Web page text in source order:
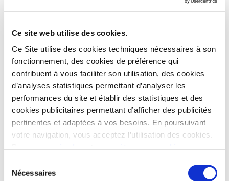
Ce site web utilise des cookies.
Ce Site utilise des cookies techniques nécessaires à son
fonctionnement, des cookies de préférence qui
contribuent à vous faciliter son utilisation, des cookies
d’analyses statistiques permettant d’analyser les
performances du site et établir des statistiques et des
cookies publicitaires permettant d’afficher des publicités
pertinentes et adaptées à vos besoins. En poursuivant
votre navigation, vous acceptez l’utilisation des cookies.
Nécessaires
des équipements sportifs, un golf, des commerces et
de nature très généreuse. De nombreux sentiers,
pistes cyclables, bois... comme en témoignent les
bords de la Vilaineet les chemins de halage ou les
écluses le long de ses berges invitent à la flânerie.
Les sportifs peuvent s’adonner à leur passion pour le
running, le golf, le vélo et même le canoë sur la
Vilaine…
Oxygène garanti !
Situé à l’orée de la ville et à proximité du centre, le
quartier de la Rabineest majoritairement
transports en commun
. Commerces, écoles et